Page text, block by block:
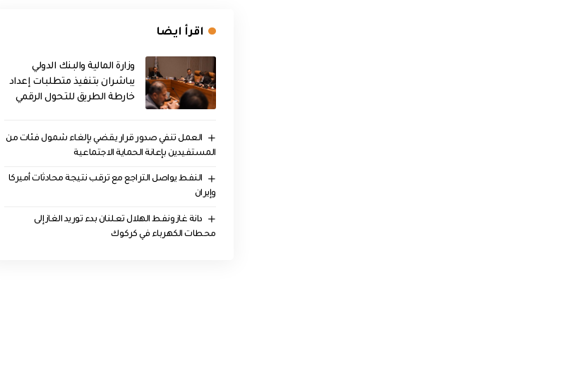
اقرأ ايضا
وزارة المالية والبنك الدولي
يباشران بتنفيذ متطلبات إعداد
خارطة الطريق للتحول الرقمي
العمل تنفي صدور قرار يقضي بإلغاء شمول فئات من
المستفيدين بإعانة الحماية الاجتماعية
النفط يواصل التراجع مع ترقب نتيجة محادثات أميركا
وإيران
دانة غاز ونفط الهلال تعلنان بدء توريد الغاز إلى
محطات الكهرباء في كركوك